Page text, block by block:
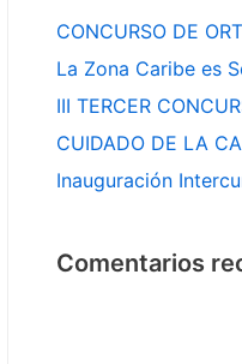
CONCURSO DE
La Zona Caribe es
III TERCER
CUIDADO DE LA
Inauguración
Comentarios